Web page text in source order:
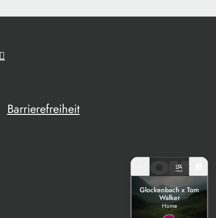
Barrierefreiheit
manage_search
Glockenbach x Tom
Walker
Home